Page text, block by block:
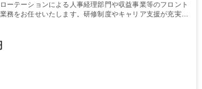
ーテーションによる人事経理部門や収益事業等のフロント
務をお任せいたします。研修制度やキャリア支援が充実し